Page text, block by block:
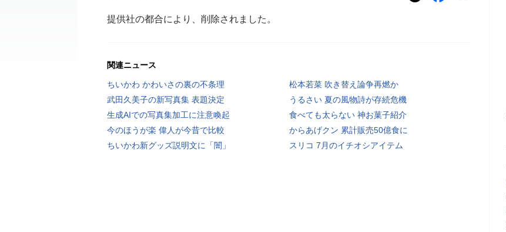
提供社の都合により、削除されました。
関連ニュース
ちいかわ かわいさの裏の不条理
松本若菜 吹き替え論争再燃か
武田久美子の新写真集 表題決定
うるさい 夏の風物詩が存続危機
生成AIでの写真集加工に注意喚起
食べても太らない 神お菓子紹介
今のほうが楽 偉人が今昔で比較
からあげクン 累計販売50億食に
ちいかわ新グッズ説明文に「闇」
スリコ 7月のイチオシアイテム